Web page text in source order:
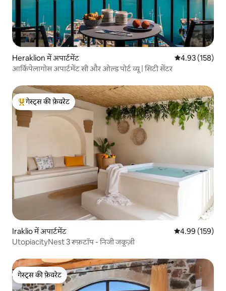
Heraklion में अपार्टमेंट औसत रेटिंग 5 में से
4.93 (158)
आर्किपेलागोस अपार्टमेंट सी और ओल्ड पोर्ट व्यू | सिटी सेंटर
गेस्ट्स का टॉप फ़ेवरेट
गेस्ट्स की फ़ेवरेट
Iraklio में अपार्टमेंट औसत रेटिंग 5 में से
4.99 (159)
UtopiacityNest 3 रूफ़टॉप - निजी जकूज़ी
गेस्ट्स की फ़ेवरेट
गेस्ट्स की फ़ेवरेट